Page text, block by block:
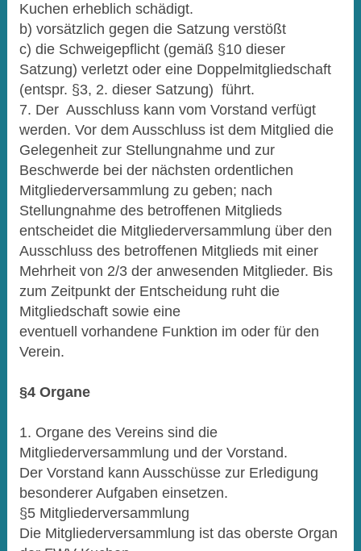
Kuchen erheblich schädigt.
b) vorsätzlich gegen die Satzung verstößt
c) die Schweigepflicht (gemäß §10 dieser
Satzung) verletzt oder eine Doppelmitgliedschaft
(entspr. §3, 2. dieser Satzung) führt.
7. Der Ausschluss kann vom Vorstand verfügt
werden. Vor dem Ausschluss ist dem Mitglied die
Gelegenheit zur Stellungnahme und zur
Beschwerde bei der nächsten ordentlichen
Mitgliederversammlung zu geben; nach
Stellungnahme des betroffenen Mitglieds
entscheidet die Mitgliederversammlung über den
Ausschluss des betroffenen Mitglieds mit einer
Mehrheit von 2/3 der anwesenden Mitglieder. Bis
zum Zeitpunkt der Entscheidung ruht die
Mitgliedschaft sowie eine
eventuell vorhandene Funktion im oder für den
Verein.
§4 Organe
1. Organe des Vereins sind die
Mitgliederversammlung und der Vorstand.
Der Vorstand kann Ausschüsse zur Erledigung
besonderer Aufgaben einsetzen.
§5 Mitgliederversammlung
Die Mitgliederversammlung ist das oberste Organ